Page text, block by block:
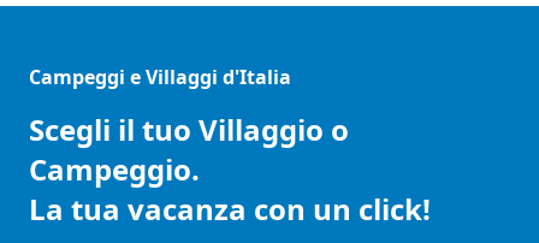
Campeggi e Villaggi d'Italia
Scegli il tuo Villaggio o
Campeggio.
La tua vacanza con un click!